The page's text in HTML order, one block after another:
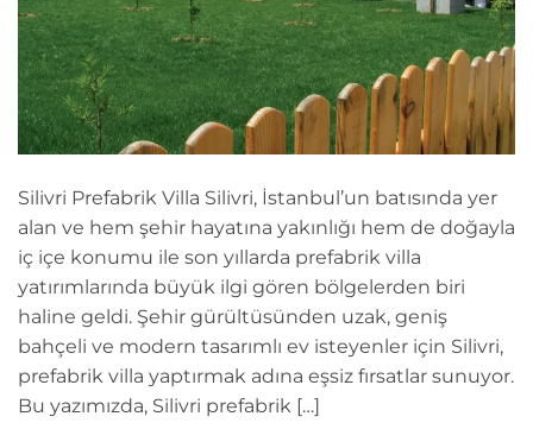
Silivri Prefabrik Villa Silivri, İstanbul’un batısında yer
alan ve hem şehir hayatına yakınlığı hem de doğayla
iç içe konumu ile son yıllarda prefabrik villa
yatırımlarında büyük ilgi gören bölgelerden biri
haline geldi. Şehir gürültüsünden uzak, geniş
bahçeli ve modern tasarımlı ev isteyenler için Silivri,
prefabrik villa yaptırmak adına eşsiz fırsatlar sunuyor.
Bu yazımızda, Silivri prefabrik […]